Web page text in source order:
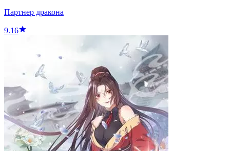
Партнер дракона
9.16